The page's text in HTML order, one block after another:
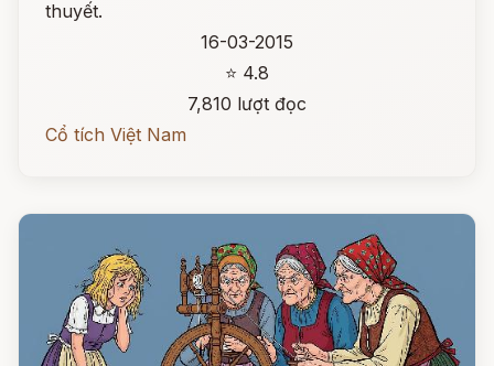
thuyết.
16-03-2015
⭐ 4.8
7,810 lượt đọc
Cổ tích Việt Nam